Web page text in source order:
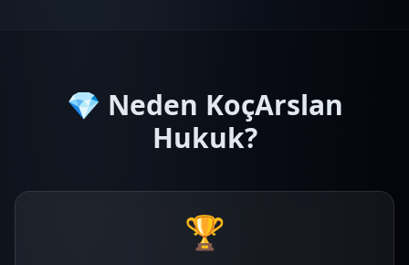
💎 Neden KoçArslan
Hukuk?
🏆